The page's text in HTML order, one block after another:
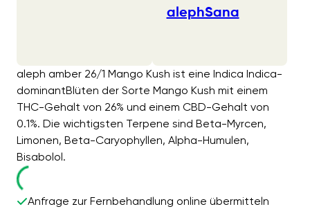
alephSana
aleph amber 26/1 Mango Kush ist eine Indica Indica-
dominantBlüten der Sorte Mango Kush mit einem
THC-Gehalt von 26% und einem CBD-Gehalt von
0.1%. Die wichtigsten Terpene sind Beta-Myrcen,
Limonen, Beta-Caryophyllen, Alpha-Humulen,
Bisabolol.
Anfrage zur Fernbehandlung online übermitteln